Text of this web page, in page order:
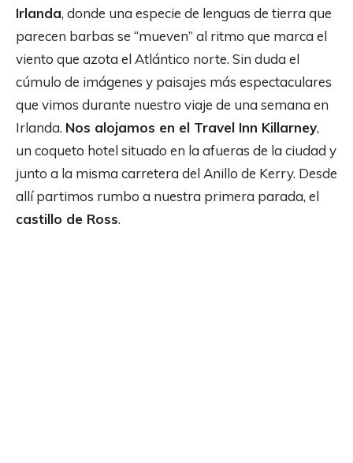
Irlanda, donde una especie de lenguas de tierra que
parecen barbas se “mueven” al ritmo que marca el
viento que azota el Atlántico norte. Sin duda el
cúmulo de imágenes y paisajes más espectaculares
que vimos durante nuestro viaje de una semana en
Irlanda. Nos alojamos en el Travel Inn Killarney,
un coqueto hotel situado en la afueras de la ciudad y
junto a la misma carretera del Anillo de Kerry. Desde
allí partimos rumbo a nuestra primera parada, el
castillo de Ross.